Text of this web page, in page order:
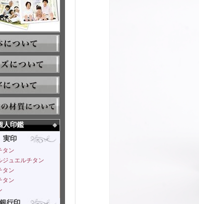
人印鑑
実印
タン
ジュエルチタン
タン
タン